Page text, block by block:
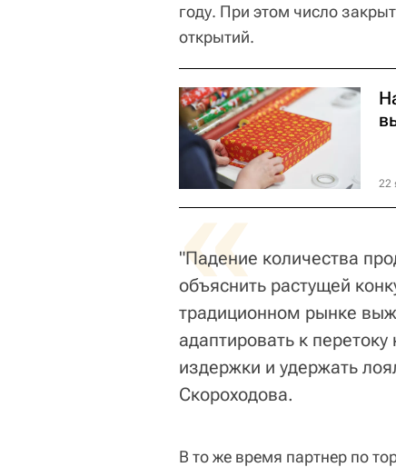
году. При этом число
открытий.
22
«
"Падение количества
объяснить растущей
традиционном рынке
адаптировать к
издержки и удержать
Скороходова.
В то же время партнер по